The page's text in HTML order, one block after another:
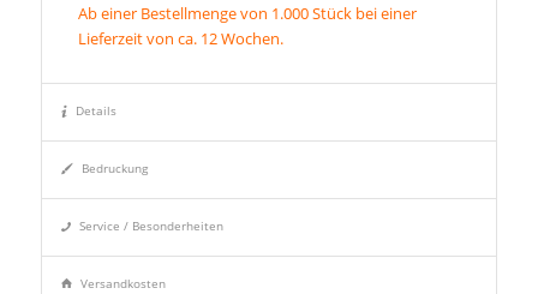
Ab einer Bestellmenge von 1.000 Stück bei einer
Lieferzeit von ca. 12 Wochen.
Details
Bedruckung
Service / Besonderheiten
Versandkosten